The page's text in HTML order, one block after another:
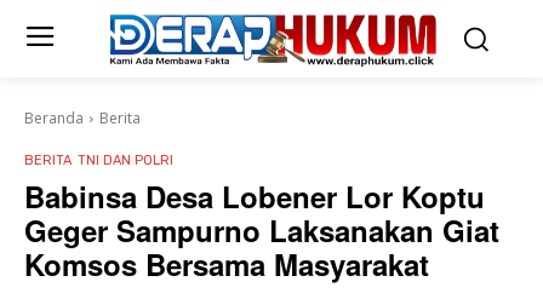
Beranda Berita
BERITA TNI DAN POLRI
Babinsa Desa Lobener Lor Koptu
Geger Sampurno Laksanakan Giat
Komsos Bersama Masyarakat